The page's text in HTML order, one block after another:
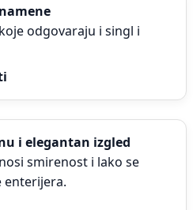
odgovaraju i singl i
i elegantan izgled
smirenost i lako se
enterijera.